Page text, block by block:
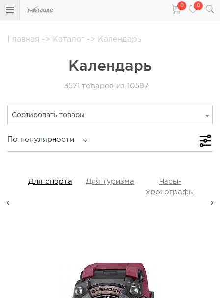
0 0
Главная -> Каталог -> Календарь
Календарь
3571 товаров из 10597
Сортировать товары
По популярности
Для спорта Для туризма
Часы-
хронографы